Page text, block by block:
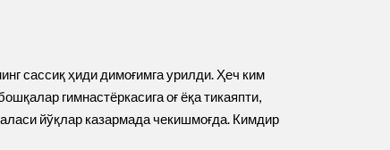
сассиқ ҳиди димоғимга урилди. Ҳеч ким
гимнастёркасига оғ ёқа тикаяпти,
йўқлар казармада чекишмоғда. Кимдир